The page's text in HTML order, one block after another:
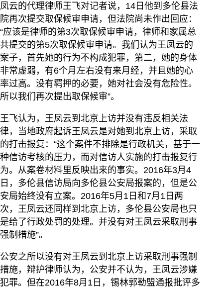
凤云的代理律师王飞对记者说，14日他到多伦县法
院再次提交取保候审申请，但法院尚未作出回应：
“应该是律师的第3次取保候审申请，律师和家属总
共提交的第5次取保候审申请。我们认为王凤云的
案子，首先她的行为不构成犯罪，第二，她的身体
非常虚弱，有6个月左右没有来月经，并且她的心
率过高。没有羁押的必要，她对社会没有危险性。
所以我们再次提出取保候审”。
王飞认为，王凤云到北京上访并没有违反相关法
律，当地政府起诉王凤云是对她到北京上访，采取
的打击报复：“这个案件不排除是行政机关，基于一
种信访考核的压力，而对信访人实施的打击报复行
为。从案卷材料里反映出来的事实。2016年3月4
日，多伦县信访局向多伦县公安局报案的，但是公
安局始终没有立案。2016年5月1日和7月1日两
次，王凤云还同样到北京上访，多伦县公安局也只
是给了行政处罚的处理。并没有对王凤云采取刑事
强制措施”。
公安之所以没有对王凤云到北京上访采取刑事强制
措施，辩护律师认为，公安并不认为，王凤云涉嫌
犯罪。但在2016年8月1日，锡林郭勒盟通报批评多